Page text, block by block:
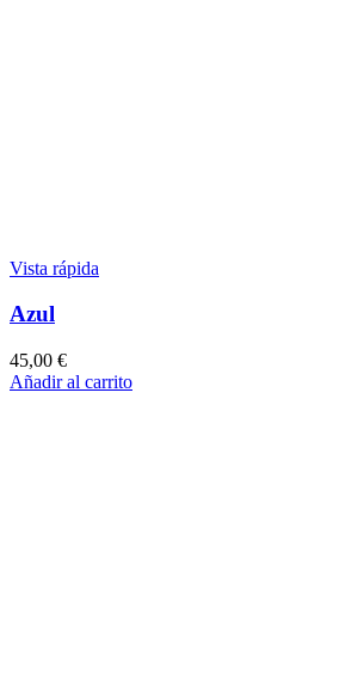
Vista rápida
Azul
45,00 €
Añadir al carrito